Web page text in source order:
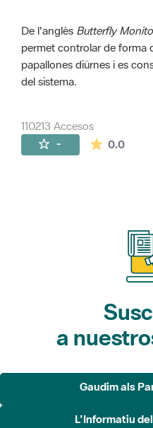
De l'anglès Butterfly
permet controlar de forma
papallones diürnes i es
del sistema.
110213 Accesos
- 0.0La
a
Gaudim als
L'Informatiu